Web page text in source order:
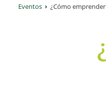
Eventos ¿Cómo